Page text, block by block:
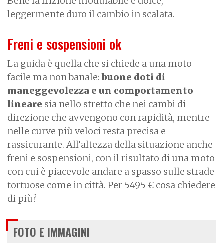
leggermente duro il cambio in scalata.
Freni e sospensioni ok
La guida è quella che si chiede a una moto
facile ma non banale:buone doti di
maneggevolezza e un comportamento
lineare sia nello stretto che nei cambi di
direzione che avvengono con rapidità, mentre
nelle curve più veloci resta precisa e
rassicurante. All’altezza della situazione anche
freni e sospensioni, con il risultato di una moto
con cui è piacevole andare a spasso sulle strade
tortuose come in città. Per 5495 € cosa chiedere
di più?
FOTO E IMMAGINI